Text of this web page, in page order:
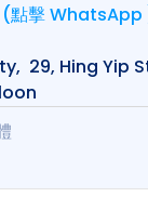
點擊 WhatsApp
29, Hing Yip